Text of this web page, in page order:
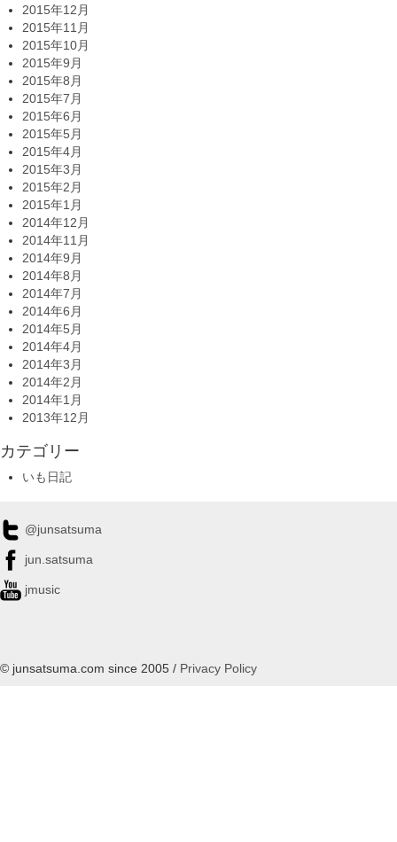
2015年12月
2015年11月
2015年10月
2015年9月
2015年8月
2015年7月
2015年6月
2015年5月
2015年4月
2015年3月
2015年2月
2015年1月
2014年12月
2014年11月
2014年9月
2014年8月
2014年7月
2014年6月
2014年5月
2014年4月
2014年3月
2014年2月
2014年1月
2013年12月
カテゴリー
いも日記
@junsatsuma
jun.satsuma
jmusic
© junsatsuma.com since 2005 / Privacy Policy